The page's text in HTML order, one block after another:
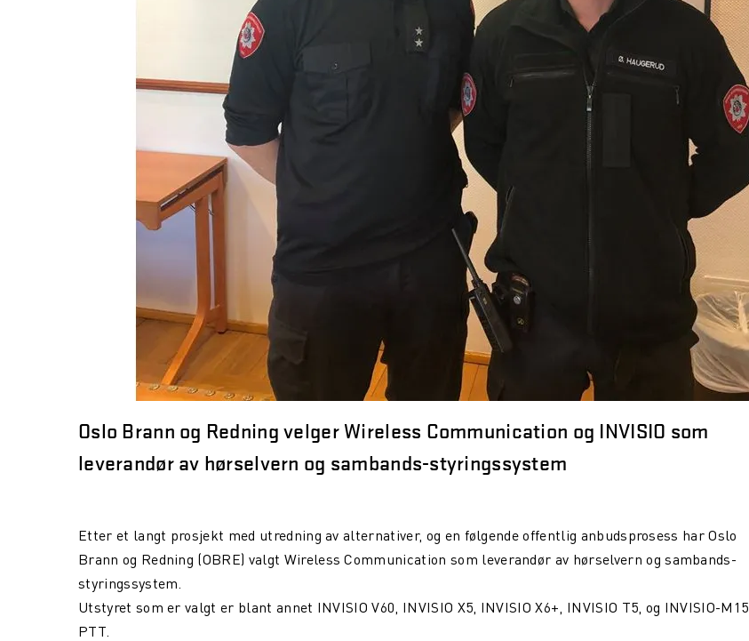
Oslo Brann og Redning velger Wireless Communication og INVISIO som
leverandør av hørselvern og sambands-styringssystem
Etter et langt prosjekt med utredning av alternativer, og en følgende offentlig anbudsprosess har Oslo
Brann og Redning (OBRE) valgt Wireless Communication som leverandør av hørselvern og sambands-
styringssystem.
Utstyret som er valgt er blant annet INVISIO V60, INVISIO X5, INVISIO X6+, INVISIO T5, og INVISIO-M15
PTT.